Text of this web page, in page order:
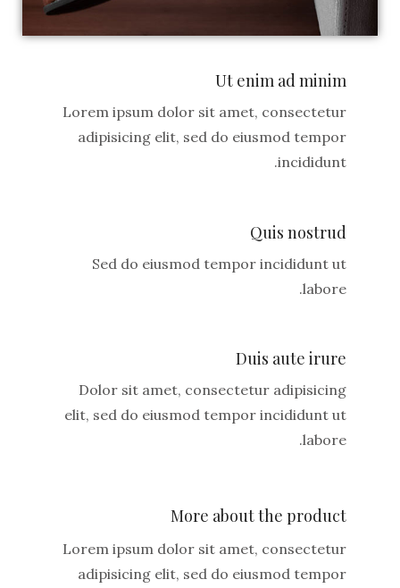
Ut enim ad minim
Lorem ipsum dolor sit amet, consectetur
adipisicing elit, sed do eiusmod tempor
incididunt.
Quis nostrud
Sed do eiusmod tempor incididunt ut
labore.
Duis aute irure
Dolor sit amet, consectetur adipisicing
elit, sed do eiusmod tempor incididunt ut
labore.
More about the product
Lorem ipsum dolor sit amet, consectetur
adipisicing elit, sed do eiusmod tempor